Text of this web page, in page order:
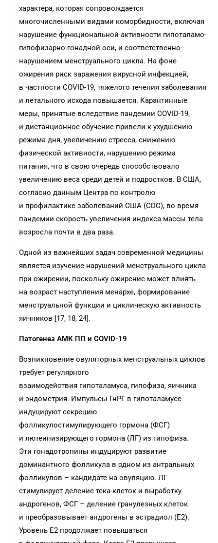
характера, которая сопровождается
многочисленными видами коморбидности, включая
нарушение функциональной активности гипоталамо-
гипофизарно-гонадной оси, и соответственно
нарушением менструального цикла. На фоне
ожирения риск заражения вирусной инфекцией,
в частности COVID-19, тяжелого течения заболевания
и летального исхода повышается. Карантинные
меры, принятые вследствие пандемии COVID-19,
и дистанционное обучение привели к ухудшению
режима дня, увеличению стресса, снижению
физической активности, нарушению режима
питания, что в свою очередь способствовало
увеличению веса среди детей и подростков. В США,
согласно данным Центра по контролю
и профилактике заболеваний США (CDC), во время
пандемии скорость увеличения индекса массы тела
возросла почти в два раза.
Одной из важнейших задач современной медицины
является изучение нарушений менструального цикла
при ожирении, поскольку ожирение может влиять
на возраст наступления менархе, формирование
менструальной функции и циклическую активность
яичников [17, 18, 24].
Патогенез АМК ПП и COVID-19
Возникновение овуляторных менструальных циклов
требует регулярного
взаимодействия гипоталамуса, гипофиза, яичника
и эндометрия. Импульсы ГнРГ в гипоталамусе
индуцируют секрецию
фолликулостимулирующего гормона (ФСГ)
и лютеинизирующего гормона (ЛГ) из гипофиза.
Эти гонадотропины индуцируют развитие
доминантного фолликула в одном из антральных
фолликулов – кандидате на овуляцию. ЛГ
стимулирует деление тека-клеток и выработку
андрогенов, ФСГ – деление гранулезных клеток
и преобразовывает андрогены в эстрадиол (Е2).
Уровень Е2 продолжает повышаться